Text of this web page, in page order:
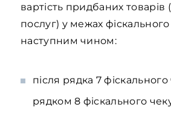
вартість придбаних
послуг) у межах
наступним чином:
після рядка 7
рядком 8 фіскального